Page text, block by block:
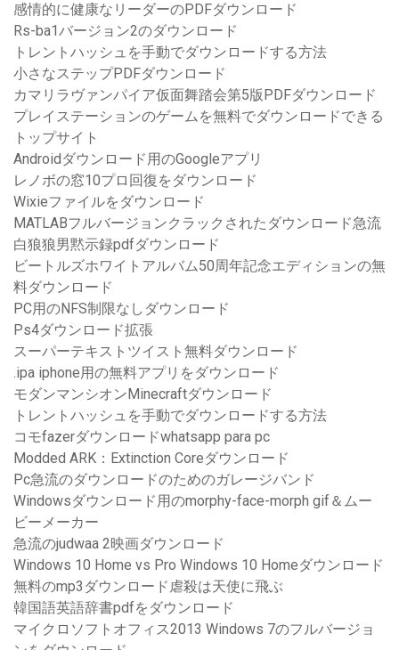
感情的に健康なリーダーのPDFダウンロード
Rs-ba1バージョン2のダウンロード
トレントハッシュを手動でダウンロードする方法
小さなステップPDFダウンロード
カマリラヴァンパイア仮面舞踏会第5版PDFダウンロード
プレイステーションのゲームを無料でダウンロードできる
トップサイト
Androidダウンロード用のGoogleアプリ
レノボの窓10プロ回復をダウンロード
Wixieファイルをダウンロード
MATLABフルバージョンクラックされたダウンロード急流
白狼狼男黙示録pdfダウンロード
ビートルズホワイトアルバム50周年記念エディションの無
料ダウンロード
PC用のNFS制限なしダウンロード
Ps4ダウンロード拡張
スーパーテキストツイスト無料ダウンロード
.ipa iphone用の無料アプリをダウンロード
モダンマンシオンMinecraftダウンロード
トレントハッシュを手動でダウンロードする方法
コモfazerダウンロードwhatsapp para pc
Modded ARK：Extinction Coreダウンロード
Pc急流のダウンロードのためのガレージバンド
Windowsダウンロード用のmorphy-face-morph gif＆ムー
ビーメーカー
急流のjudwaa 2映画ダウンロード
Windows 10 Home vs Pro Windows 10 Homeダウンロード
無料のmp3ダウンロード虐殺は天使に飛ぶ
韓国語英語辞書pdfをダウンロード
マイクロソフトオフィス2013 Windows 7のフルバージョ